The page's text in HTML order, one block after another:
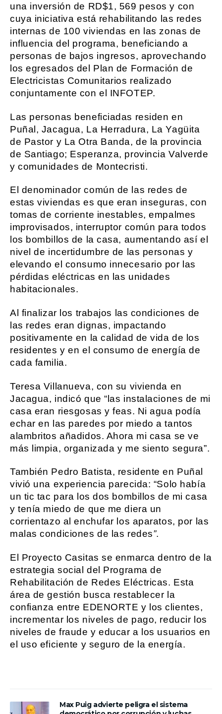
una inversión de RD$1, 569 pesos y con
cuya iniciativa está rehabilitando las redes
internas de 100 viviendas en las zonas de
influencia del programa, beneficiando a
personas de bajos ingresos, aprovechando
los egresados del Plan de Formación de
Electricistas Comunitarios realizado
conjuntamente con el INFOTEP.
Las personas beneficiadas residen en
Puñal, Jacagua, La Herradura, La Yagüita
de Pastor y La Otra Banda, de la provincia
de Santiago; Esperanza, provincia Valverde
y comunidades de Montecristi.
El denominador común de las redes de
estas viviendas es que eran inseguras, con
tomas de corriente inestables, empalmes
improvisados, interruptor común para todos
los bombillos de la casa, aumentando así el
nivel de incertidumbre de las personas y
elevando el consumo innecesario por las
pérdidas eléctricas en las unidades
habitacionales.
Al finalizar los trabajos las condiciones de
las redes eran dignas, impactando
positivamente en la calidad de vida de los
residentes y en el consumo de energía de
cada familia.
Teresa Villanueva, con su vivienda en
Jacagua, indicó que “las instalaciones de mi
casa eran riesgosas y feas. Ni agua podía
echar en las paredes por miedo a tantos
alambritos añadidos. Ahora mi casa se ve
más limpia, organizada y me siento segura”.
También Pedro Batista, residente en Puñal
vivió una experiencia parecida: “Solo había
un tic tac para los dos bombillos de mi casa
y tenía miedo de que me diera un
corrientazo al enchufar los aparatos, por las
malas condiciones de las redes”.
El Proyecto Casitas se enmarca dentro de la
estrategia social del Programa de
Rehabilitación de Redes Eléctricas. Esta
área de gestión busca restablecer la
confianza entre EDENORTE y los clientes,
incrementar los niveles de pago, reducir los
niveles de fraude y educar a los usuarios en
el uso eficiente y seguro de la energía.
Max Puig advierte peligra el sistema